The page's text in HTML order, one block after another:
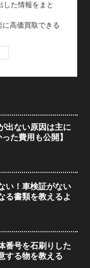
した情報をまと
高価買取できる
出ない原因は主に
た費用も公開】
い！車検証がない
る書類を教えるよ
番号を石刷りした
する物を教える